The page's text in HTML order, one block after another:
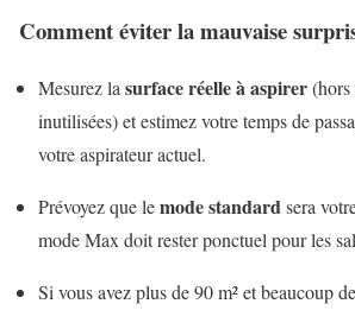
Comment éviter la mauvaise
Mesurez lasurface réelle à aspirer(hors
inutilisées) et estimez votre temps de
votre aspirateur actuel.
Prévoyez que lemode standardsera
mode Max doit rester ponctuel pour les
Si vous avez plus de 90 m² et beaucoup